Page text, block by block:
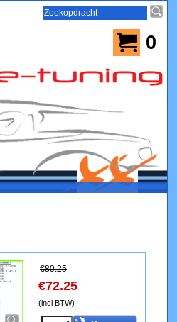
0
€80.25
€72.25
(incl BTW)